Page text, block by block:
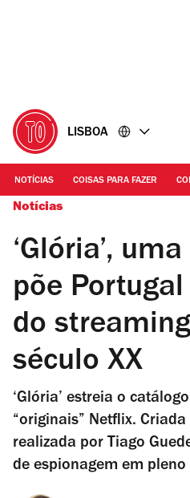
LISBOA
NOTÍCIAS COISAS PARA FAZER
Notícias
‘Glória’,
põe
do
século XX
‘Glória’ estreia o
“originais” Netflix.
realizada por Tiago
de espionagem em pleno